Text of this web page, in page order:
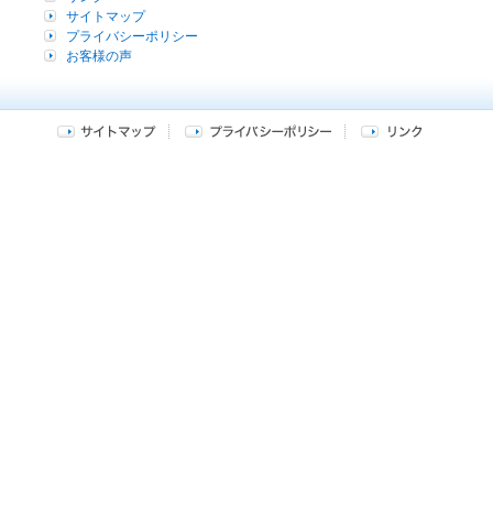
サイトマップ
プライバシーポリシー
お客様の声